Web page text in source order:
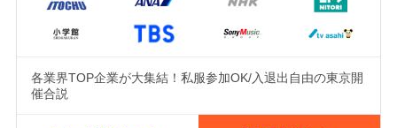
各業界TOP企業が大集結！私服参加OK/入退出自由の東京開
催合説